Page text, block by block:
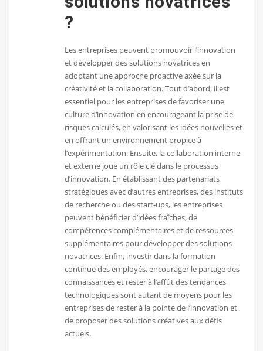
?
Les entreprises peuvent promouvoir l’innovation
et développer des solutions novatrices en
adoptant une approche proactive axée sur la
créativité et la collaboration. Tout d’abord, il est
essentiel pour les entreprises de favoriser une
culture d’innovation en encourageant la prise de
risques calculés, en valorisant les idées nouvelles et
en offrant un environnement propice à
l’expérimentation. Ensuite, la collaboration interne
et externe joue un rôle clé dans le processus
d’innovation. En établissant des partenariats
stratégiques avec d’autres entreprises, des instituts
de recherche ou des start-ups, les entreprises
peuvent bénéficier d’idées fraîches, de
compétences complémentaires et de ressources
supplémentaires pour développer des solutions
novatrices. Enfin, investir dans la formation
continue des employés, encourager le partage des
connaissances et rester à l’affût des tendances
technologiques sont autant de moyens pour les
entreprises de rester à la pointe de l’innovation et
de proposer des solutions créatives aux défis
actuels.